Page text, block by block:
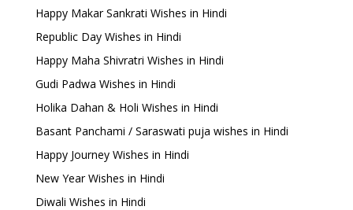
Happy Makar Sankrati Wishes in Hindi
Republic Day Wishes in Hindi
Happy Maha Shivratri Wishes in Hindi
Gudi Padwa Wishes in Hindi
Holika Dahan & Holi Wishes in Hindi
Basant Panchami / Saraswati puja wishes in Hindi
Happy Journey Wishes in Hindi
New Year Wishes in Hindi
Diwali Wishes in Hindi